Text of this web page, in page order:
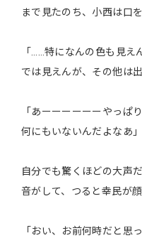
まで見たのち、小西は口を
「……特になんの色も見え
では見えんが、その他は
「あーーーーーーやっぱ
何にもいないんだよなあ」
自分でも驚くほどの大声
音がして、つると幸民が顔
「おい、お前何時だと思